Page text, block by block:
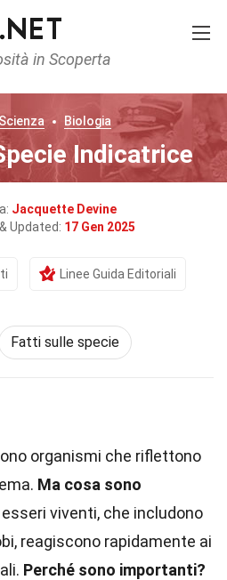
in Scoperta
Scienza Biologia
Indicatrice
Jacquette Devine
Updated: 17 Gen 2025
Linee Guida Editoriali
Fatti sulle specie
organismi che riflettono
Ma cosa sono
viventi, che includono
reagiscono rapidamente ai
Perché sono importanti?